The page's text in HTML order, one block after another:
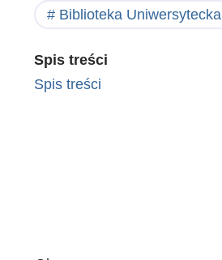
Biblioteka Uniwersytecka
Spis treści
Spis treści